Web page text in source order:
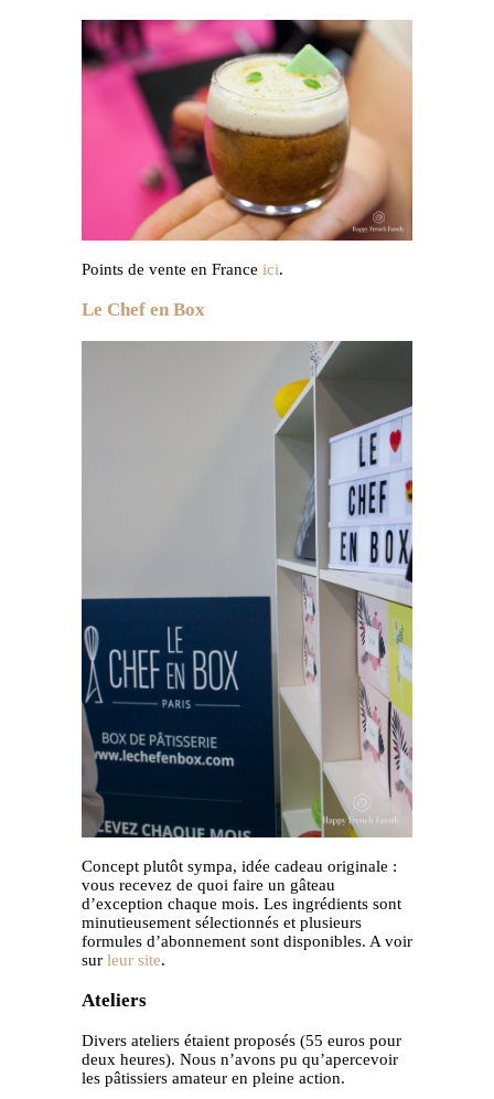
Points de vente en France ici.
Le Chef en Box
Concept plutôt sympa, idée cadeau originale :
vous recevez de quoi faire un gâteau
d’exception chaque mois. Les ingrédients sont
minutieusement sélectionnés et plusieurs
formules d’abonnement sont disponibles. A voir
sur leur site.
Ateliers
Divers ateliers étaient proposés (55 euros pour
deux heures). Nous n’avons pu qu’apercevoir
les pâtissiers amateur en pleine action.